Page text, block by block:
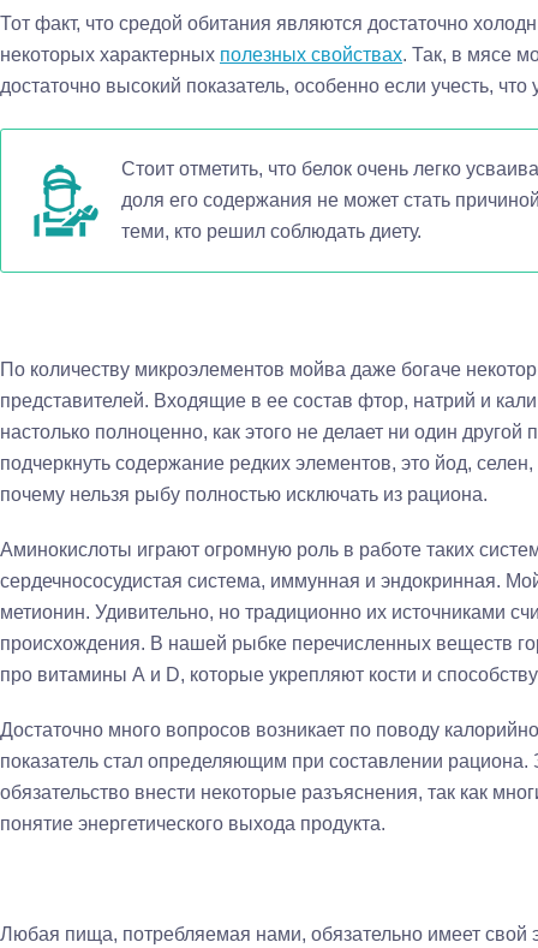
Тот факт, что средой обитания являются достаточно
некоторых характерных полезных свойствах. Так, в мясе
достаточно высокий показатель, особенно если учесть,
Стоит отметить, что белок очень легко
доля его содержания не может стать
теми, кто решил соблюдать диету.
По количеству микроэлементов мойва даже богаче
представителей. Входящие в ее состав фтор, натрий и
настолько полноценно, как этого не делает ни один другой
подчеркнуть содержание редких элементов, это йод,
почему нельзя рыбу полностью исключать из рациона.
Аминокислоты играют огромную роль в работе таких
сердечнососудистая система, иммунная и эндокринная.
метионин. Удивительно, но традиционно их источниками
происхождения. В нашей рыбке перечисленных веществ
про витамины А и D, которые укрепляют кости и
Достаточно много вопросов возникает по поводу
показатель стал определяющим при составлении
обязательство внести некоторые разъяснения, так как
понятие энергетического выхода продукта.
Любая пища, потребляемая нами, обязательно имеет свой